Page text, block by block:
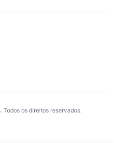
os direitos reservados.